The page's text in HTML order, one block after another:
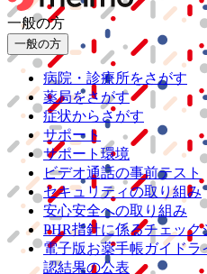
一般の方
一般の方
病院・診療所をさがす
薬局をさがす
症状からさがす
サポート
サポート環境
ビデオ通話の事前テスト
セキュリティの取り組み
安心安全への取り組み
PHR指針に係るチェッ
電子版お薬手帳ガイド
認結果の公表